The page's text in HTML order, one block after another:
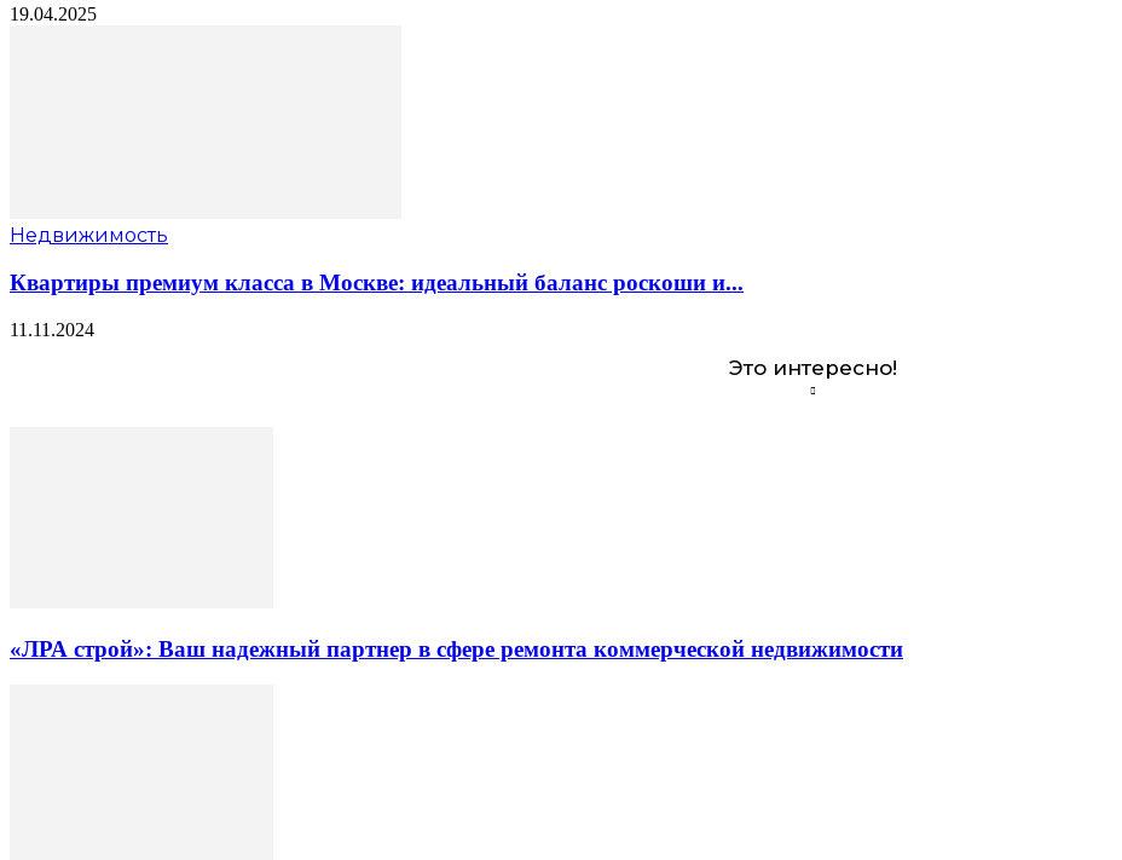
19.04.2025
Недвижимость
Квартиры премиум класса в Москве: идеальный баланс роскоши и...
11.11.2024
Это интересно!
«ЛРА строй»: Ваш надежный партнер в сфере ремонта коммерческой недвижимости